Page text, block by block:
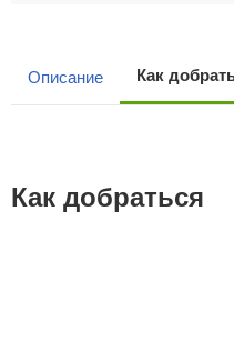
Описание Как
Как добраться